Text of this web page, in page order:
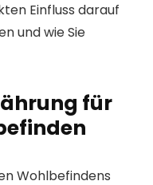
Einfluss darauf
und wie Sie
für
Wohlbefindens